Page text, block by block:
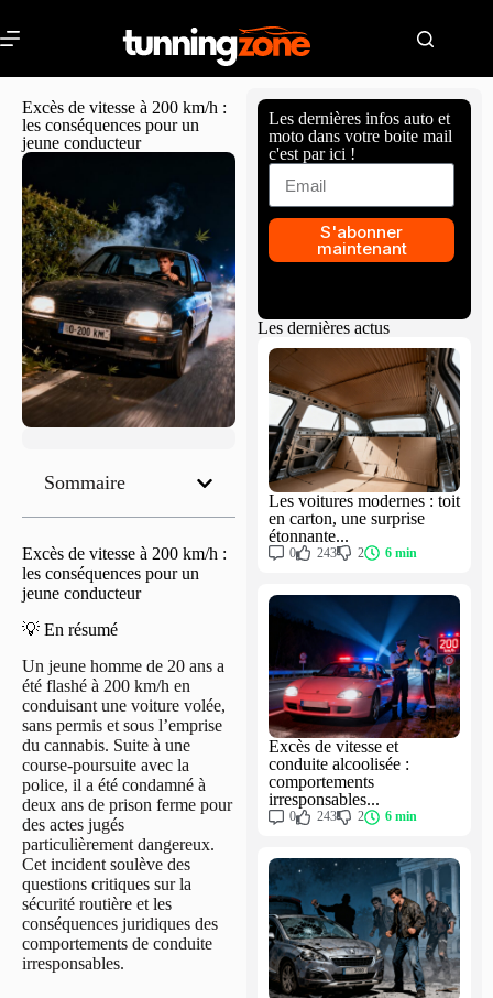
Excès de vitesse à 200 km/h :
les conséquences pour un
jeune conducteur
Sommaire
Excès de vitesse à 200 km/h :
les conséquences pour un
jeune conducteur
💡 En résumé
Un jeune homme de 20 ans a
été flashé à 200 km/h en
conduisant une voiture volée,
sans permis et sous l’emprise
du cannabis. Suite à une
course-poursuite avec la
police, il a été condamné à
deux ans de prison ferme pour
des actes jugés
particulièrement dangereux.
Cet incident soulève des
questions critiques sur la
sécurité routière et les
conséquences juridiques des
comportements de conduite
irresponsables.
Les dernières infos auto et
moto dans votre boite mail
c'est par ici !
S'abonner
maintenant
Les dernières actus
Les voitures modernes : toit
en carton, une surprise
étonnante...
0 243 2 6 min
Excès de vitesse et
conduite alcoolisée :
comportements
irresponsables...
0 243 2 6 min